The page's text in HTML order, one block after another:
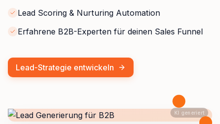
Lead Scoring & Nurturing Automation
Erfahrene B2B-Experten für deinen Sales Funnel
Lead-Strategie entwickeln
KI generiert